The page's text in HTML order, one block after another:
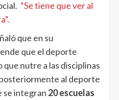
“Se tiene que ver al
que en su
que el deporte
que nutre a las disciplinas
al deporte
se integran 20 escuelas